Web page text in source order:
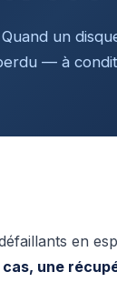
un
— à
en
cas, une